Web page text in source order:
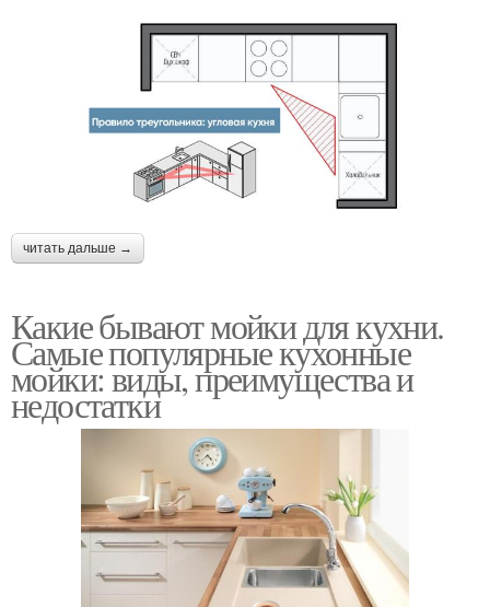
читать дальше →
Какие бывают мойки для кухни.
Самые популярные кухонные
мойки: виды, преимущества и
недостатки